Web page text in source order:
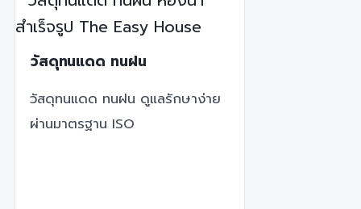
วัสดุทนแดด ทนฝน
วัสดุทนแดด ทนฝน ดูแลรักษาง่าย
ผ่านมาตรฐาน ISO